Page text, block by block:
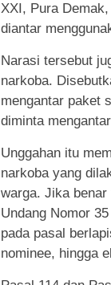
XXI, Pura
diantar
Narasi tersebut
narkoba.
mengantar paket
diminta
Unggahan itu
narkoba yang
warga. Jika
Undang Nomor
pada pasal
nominee, hingga